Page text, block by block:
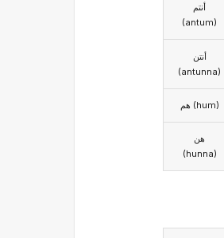
أنتم
(antum)
أنتن
(antunna)
هم (hum)
هن
(hunna)